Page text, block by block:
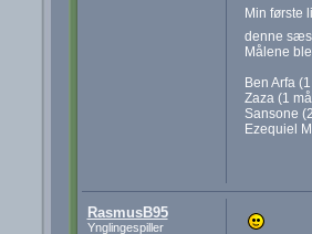
Min første
denne
Målene
Ben Arfa
Zaza (1
Sansone
Ezequiel
RasmusB95
Ynglingespiller